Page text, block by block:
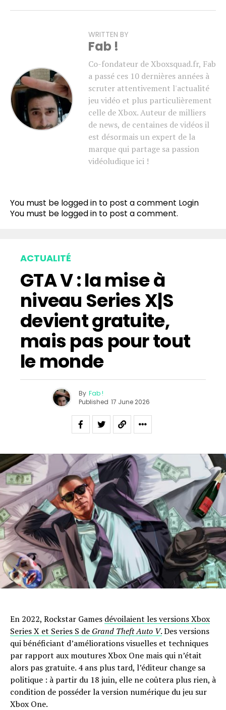
WRITTEN BY
Fab !
Co-fondateur de Xboxsquad.fr, Fab
a passé ces 10 dernières années à
scruter attentivement l'actualité
jeu vidéo et plus particulièrement
celle de Xbox. Auteur de milliers
de news, de centaines de vidéos il
est désormais un expert de la
marque qui partage sa passion
vidéoludique ici !
You must be logged in to post a comment Login
You must be logged in to post a comment.
ACTUALITÉ
GTA V : la mise à
niveau Series X|S
devient gratuite,
mais pas pour tout
le monde
By Fab !
Published 17 June 2026
En 2022, Rockstar Games dévoilaient les versions Xbox
Series X et Series S de Grand Theft Auto V.Des versions
qui bénéficiant d’améliorations visuelles et techniques
par rapport aux moutures Xbox One mais qui n’était
alors pas gratuite. 4 ans plus tard, l’éditeur change sa
politique : à partir du 18 juin, elle ne coûtera plus rien, à
condition de posséder la version numérique du jeu sur
Xbox One.